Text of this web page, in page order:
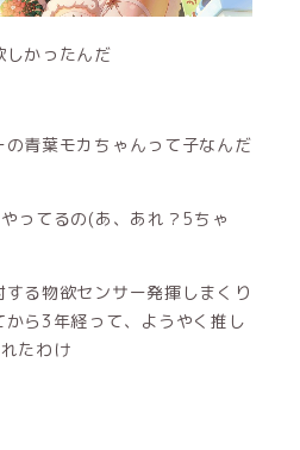
しかったんだ
青葉モカちゃんって子なんだ
ってるの(あ、あれ？5ちゃ
る物欲センサー発揮しまくり
ら3年経って、ようやく推し
たわけ